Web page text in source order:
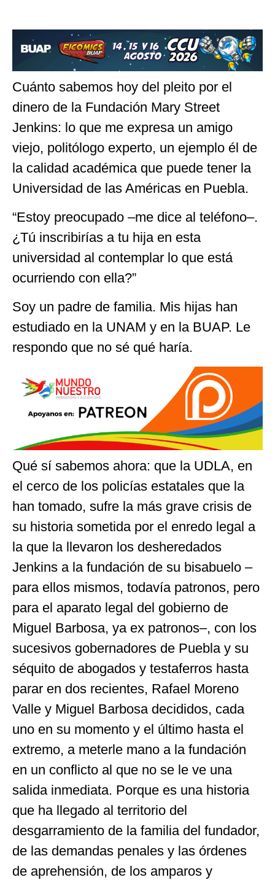
Cuánto sabemos hoy del pleito por el
dinero de la Fundación Mary Street
Jenkins: lo que me expresa un amigo
viejo, politólogo experto, un ejemplo él de
la calidad académica que puede tener la
Universidad de las Américas en Puebla.
“Estoy preocupado –me dice al teléfono–.
¿Tú inscribirías a tu hija en esta
universidad al contemplar lo que está
ocurriendo con ella?”
Soy un padre de familia. Mis hijas han
estudiado en la UNAM y en la BUAP. Le
respondo que no sé qué haría.
Qué sí sabemos ahora: que la UDLA, en
el cerco de los policías estatales que la
han tomado, sufre la más grave crisis de
su historia sometida por el enredo legal a
la que la llevaron los desheredados
Jenkins a la fundación de su bisabuelo –
para ellos mismos, todavía patronos, pero
para el aparato legal del gobierno de
Miguel Barbosa, ya ex patronos–, con los
sucesivos gobernadores de Puebla y su
séquito de abogados y testaferros hasta
parar en dos recientes, Rafael Moreno
Valle y Miguel Barbosa decididos, cada
uno en su momento y el último hasta el
extremo, a meterle mano a la fundación
en un conflicto al que no se le ve una
salida inmediata. Porque es una historia
que ha llegado al territorio del
desgarramiento de la familia del fundador,
de las demandas penales y las órdenes
de aprehensión, de los amparos y